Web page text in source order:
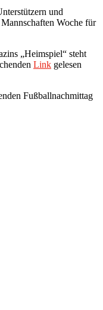
und
Woche für
„Heimspiel“ steht
Link gelesen
Fußballnachmittag